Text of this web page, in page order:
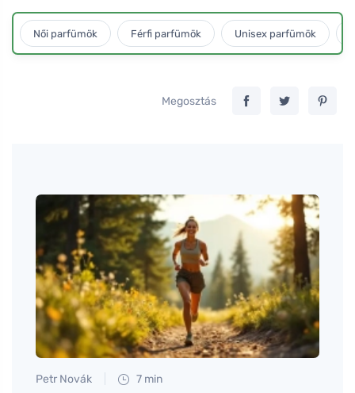
Női parfümök Férfi parfümök Unisex parfümök
Megosztás
Petr Novák 7 min